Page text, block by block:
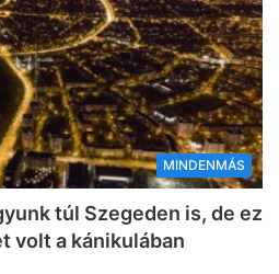
MINDENMÁS
túl Szegeden is, de ez
volt a kánikulában